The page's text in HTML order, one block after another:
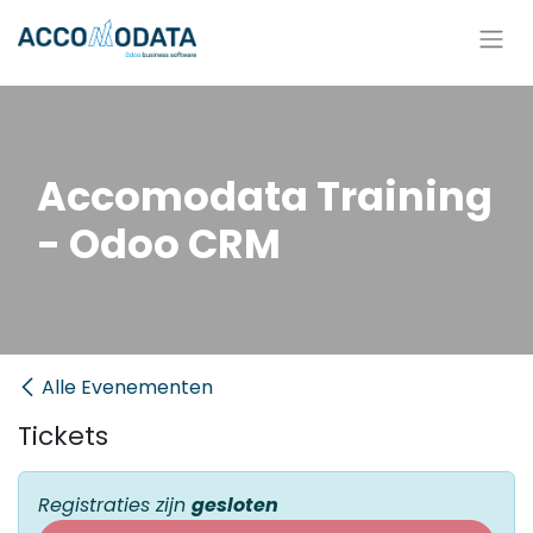
Overslaan naar inhoud
Accomodata Training
- Odoo CRM
Alle Evenementen
Tickets
Registraties zijn gesloten